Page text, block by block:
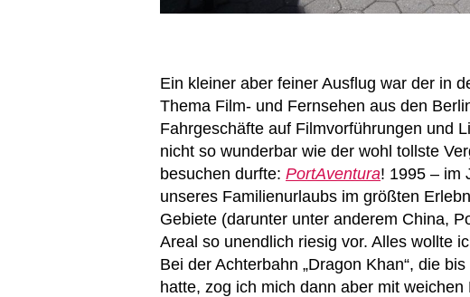
Ein kleiner aber feiner Ausflug war der in
Thema Film- und Fernsehen aus den
Fahrgeschäfte auf Filmvorführungen und
nicht so wunderbar wie der wohl tollste
besuchen durfte: PortAventura! 1995 – im
unseres Familienurlaubs im größten
Gebiete (darunter unter anderem China,
Areal so unendlich riesig vor. Alles wollte
Bei der Achterbahn „Dragon Khan“, die
hatte, zog ich mich dann aber mit weichen